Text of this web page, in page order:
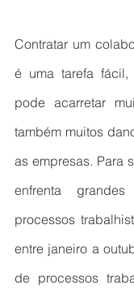
Contratar um
é uma tarefa
pode acarretar
também muitos
as empresas. Para
enfrenta
processos
entre janeiro a
de processos